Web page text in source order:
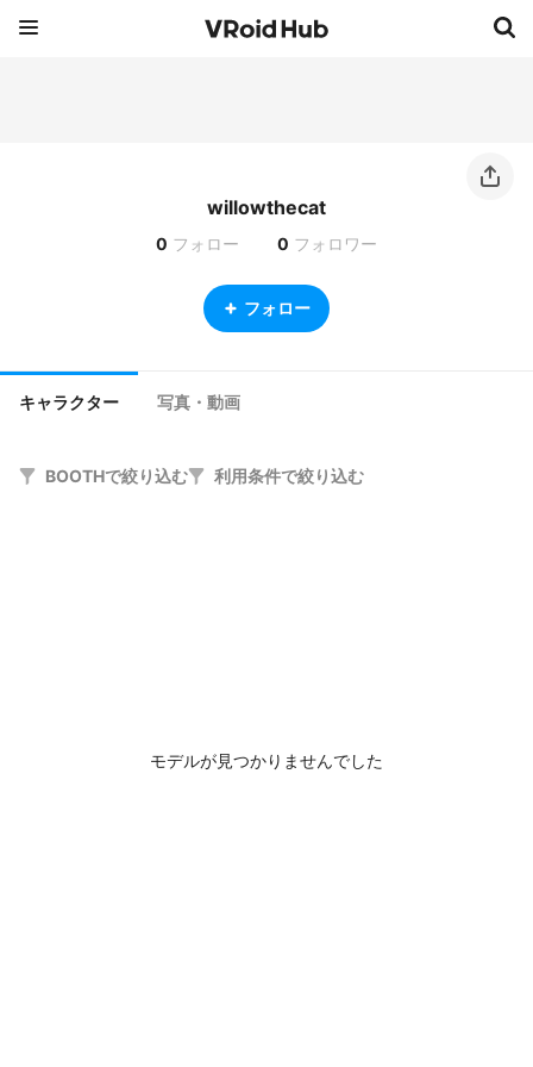
willowthecat
0 フォロー 0 フォロワー
フォロー
キャラクター 写真・動画
BOOTHで絞り込む 利用条件で絞り込む
モデルが見つかりませんでした